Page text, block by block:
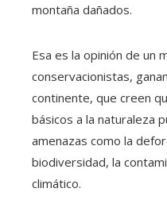
montaña dañados.
Esa es la opinión de un
conservacionistas,
continente, que creen
básicos a la naturaleza
amenazas como la
biodiversidad, la
climático.